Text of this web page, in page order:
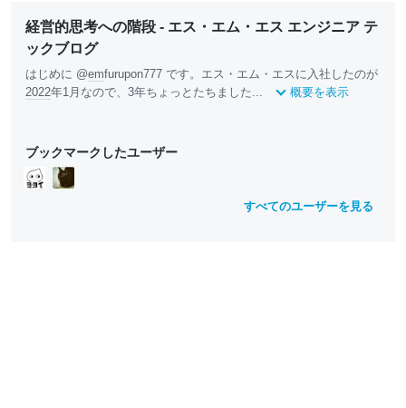
経営的思考への階段 - エス・エム・エス エンジニア テ
ックブログ
はじめに @emfurupon777 です。エス・エム・エスに入社したのが
2022年1月なので、3年ちょっとたちました... 概要を表示
ブックマークしたユーザー
すべてのユーザーを見る